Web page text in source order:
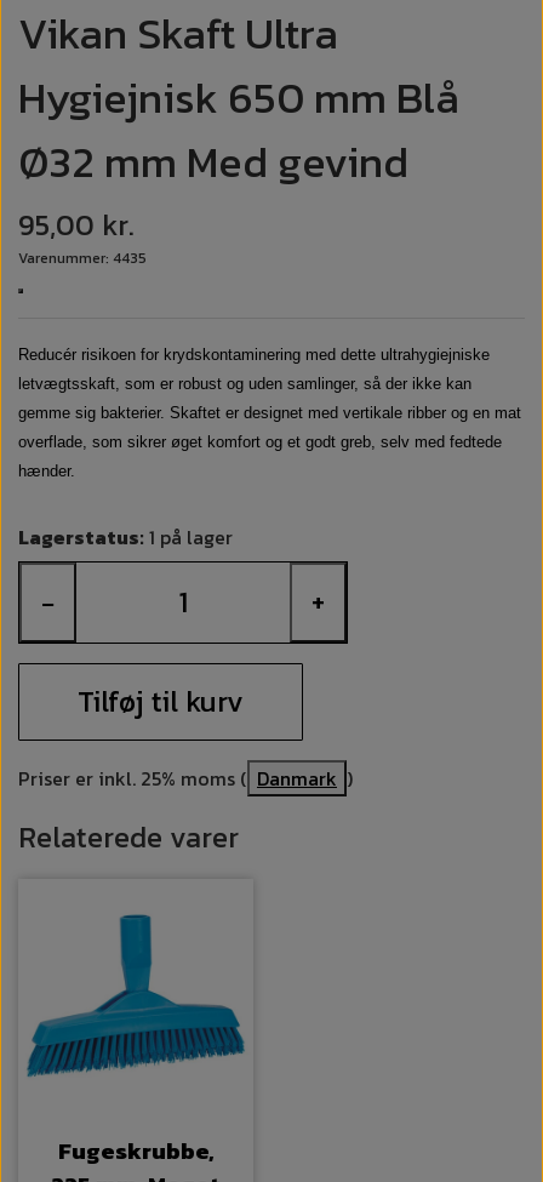
Vikan Skaft Ultra
Hygiejnisk 650 mm Blå
Ø32 mm Med gevind
95,00 kr.
Varenummer: 4435
Reducér risikoen for krydskontaminering med dette ultrahygiejniske
letvægtsskaft, som er robust og uden samlinger, så der ikke kan
gemme sig bakterier. Skaftet er designet med vertikale ribber og en mat
overflade, som sikrer øget komfort og et godt greb, selv med fedtede
hænder.
Lagerstatus: 1 på lager
− +
Tilføj til kurv
Priser er inkl. 25% moms ( Danmark )
Relaterede varer
Fugeskrubbe,